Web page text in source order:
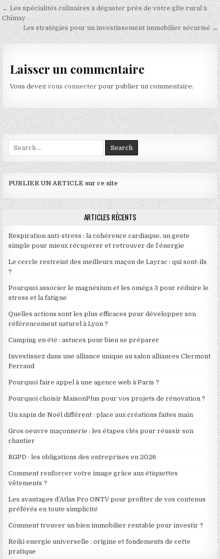
Navigation de l’article
← Les spécialités culinaires à déguster près de votre gîte rural à
Chimay
Les stratégies pour un investissement immobilier sécurisé →
Laisser un commentaire
Vous devezvous connecter pour publier un commentaire.
Search for:
PUBLIER UN ARTICLE sur ce site
ARTICLES RÉCENTS
Respiration anti-stress : la cohérence cardiaque, un geste
simple pour mieux récupérer et retrouver de l’énergie
Le cercle restreint des meilleurs maçon de Layrac : qui sont-ils
?
Pourquoi associer le magnésium et les oméga 3 pour réduire le
stress et la fatigue
Quelles actions sont les plus efficaces pour développer son
référencement naturel à Lyon ?
Camping en été : astuces pour bien se préparer
Investissez dans une alliance unique au salon alliances Clermont
Ferrand
Pourquoi faire appel à une agence web à Paris ?
Pourquoi choisir MaisonPlus pour vos projets de rénovation ?
Un sapin de Noël différent : place aux créations faites main
Gros oeuvre maçonnerie : les étapes clés pour réussir son
chantier
RGPD : les obligations des entreprises en 2026
Comment renforcer votre image grâce aux étiquettes
vêtements ?
Les avantages d’Atlas Pro ONTV pour profiter de vos contenus
préférés en toute simplicité
Comment trouver un bien immobilier rentable pour investir ?
Reiki energie universelle : origine et fondements de cette
pratique